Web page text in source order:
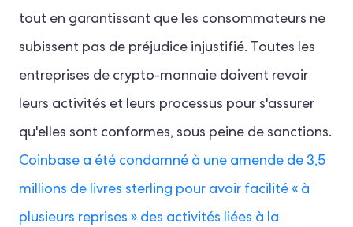
tout en garantissant que les consommateurs ne
subissent pas de préjudice injustifié. Toutes les
entreprises de crypto-monnaie doivent revoir
leurs activités et leurs processus pour s'assurer
qu'elles sont conformes, sous peine de sanctions.
Coinbase a été condamné à une amende de 3,5
millions de livres sterling pour avoir facilité « à
plusieurs reprises » des activités liées à la